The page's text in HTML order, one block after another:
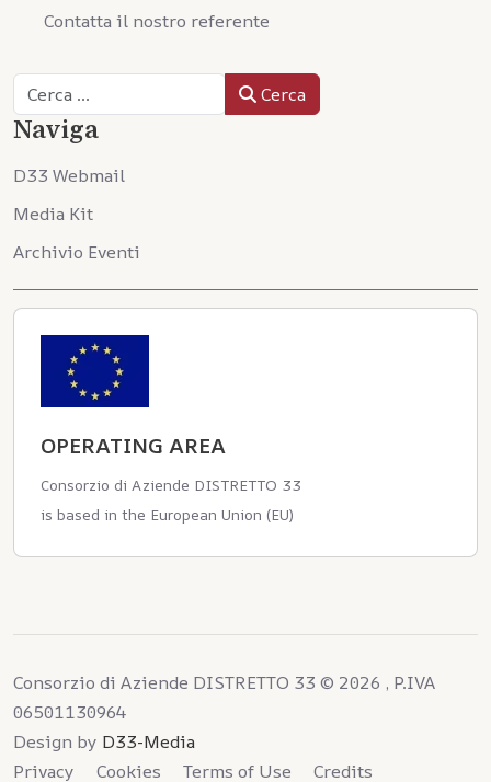
Contatta il nostro referente
Cerca Cerca
Naviga
D33 Webmail
Media Kit
Archivio Eventi
OPERATING AREA
Consorzio di Aziende DISTRETTO 33
is based in the European Union (EU)
Consorzio di Aziende DISTRETTO 33 © 2026 , P.IVA
06501130964
Design by D33-Media
Privacy
Cookies Terms of Use Credits